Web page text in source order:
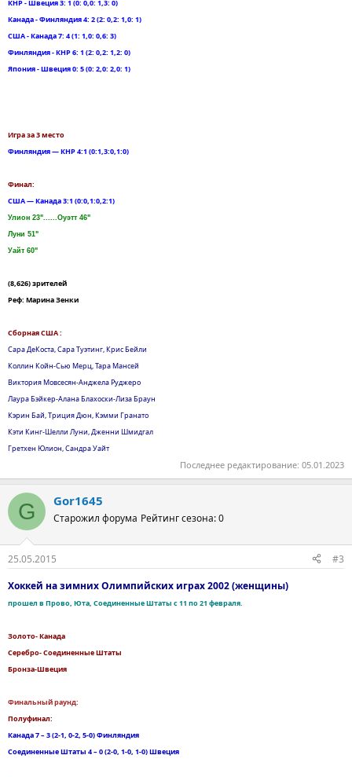
КНР - Швеция 3: 1 (0: 0,0: 1,3: 0)
Канада - Финляндия 4: 2 (2: 0,2: 1,0: 1)
США - Канада 7: 4 (1: 1,0: 0,6: 3)
Финляндия - КНР 6: 1 (2: 0,2: 1,2: 0)
Япония - Швеция 0: 5 (0: 2,0: 2,0: 1)
Игра за 3 место
Финляндия — КНР 4:1 (0:1,3:0,1:0)
Финал:
США — Канада 3:1 (0:0,1:0,2:1)
Улион 23"......Оуэтт 46"
Луни 51"
Уайт 60"
(8,626) зрителей
Реф: Марина Зенки
Сборная США :
Сара ДеКоста, Сара Туэтинг, Крис Бейли
Коллин Койн-Сью Мерц, Тара Мансей
Виктория Мовсесян-Анджела Руджеро
Лаура Бэйкер-Алана Блахоски-Лиза Браун
Кэрин Бай, Триция Дюн, Кэмми Гранато
Кэти Кинг-Шелли Луни, Дженни Шмидгал
Гретхен Юлион, Сандра Уайт
Последнее редактирование: 05.01.2023
G Gor1645
Старожил форума Рейтинг сезона: 0
25.05.2015
#3
Хоккей на зимних Олимпийских играх 2002 (женщины)
прошел в Прово, Юта, Соединенные Штаты с 11 по 21 февраля.
Золото- Канада
Серебро- Соединенные Штаты
Бронза-Швеция
Финальный раунд:
Полуфинал:
Канада 7 – 3 (2-1, 0-2, 5-0) Финляндия
Соединенные Штаты 4 – 0 (2-0, 1-0, 1-0) Швеция